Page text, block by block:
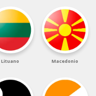
Lituano Macedonio